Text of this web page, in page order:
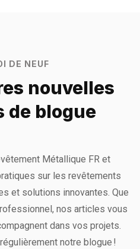
DE NEUF
nouvelles
de blogue
Métallique FR et
sur les revêtements
et solutions innovantes. Que
nos articles vous
dans vos projets.
notre blogue !